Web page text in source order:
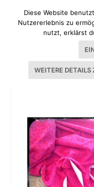
BETHIOUA-
Diese Website
Nutzererlebnis zu
nutzt, erklärst
WEITERE DETAILS